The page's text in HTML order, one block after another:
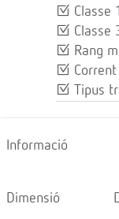
Classe
Classe
Rang
Tipus
Informació
Dimensió